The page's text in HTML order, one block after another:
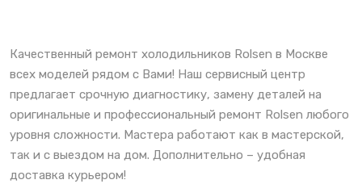
Качественный ремонт холодильников Rolsen в Москве
всех моделей рядом с Вами! Наш сервисный центр
предлагает срочную диагностику, замену деталей на
оригинальные и профессиональный ремонт Rolsen любого
уровня сложности. Мастера работают как в мастерской,
так и с выездом на дом. Дополнительно – удобная
доставка курьером!